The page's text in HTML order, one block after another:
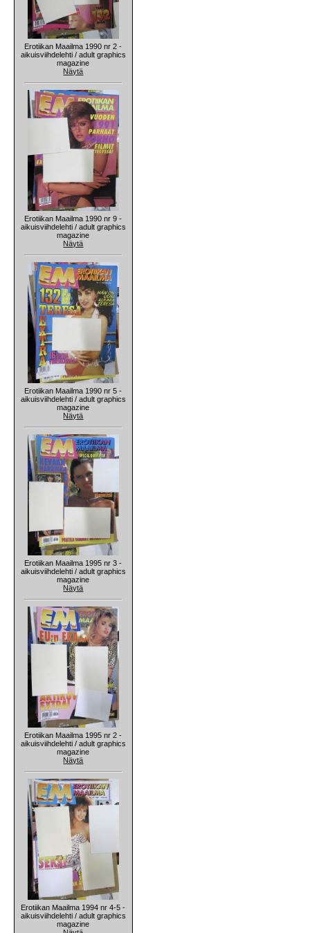
Erotiikan Maailma 1990 nr 2 -
aikuisviihdelehti / adult graphics
magazine
Näytä
Erotiikan Maailma 1990 nr 9 -
aikuisviihdelehti / adult graphics
magazine
Näytä
Erotiikan Maailma 1990 nr 5 -
aikuisviihdelehti / adult graphics
magazine
Näytä
Erotiikan Maailma 1995 nr 3 -
aikuisviihdelehti / adult graphics
magazine
Näytä
Erotiikan Maailma 1995 nr 2 -
aikuisviihdelehti / adult graphics
magazine
Näytä
Erotiikan Maailma 1994 nr 4-5 -
aikuisviihdelehti / adult graphics
magazine